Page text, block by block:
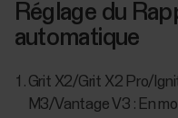
Réglage du
automatique
Grit X2/Grit X2 Pro/
M3/Vantage V3 : En